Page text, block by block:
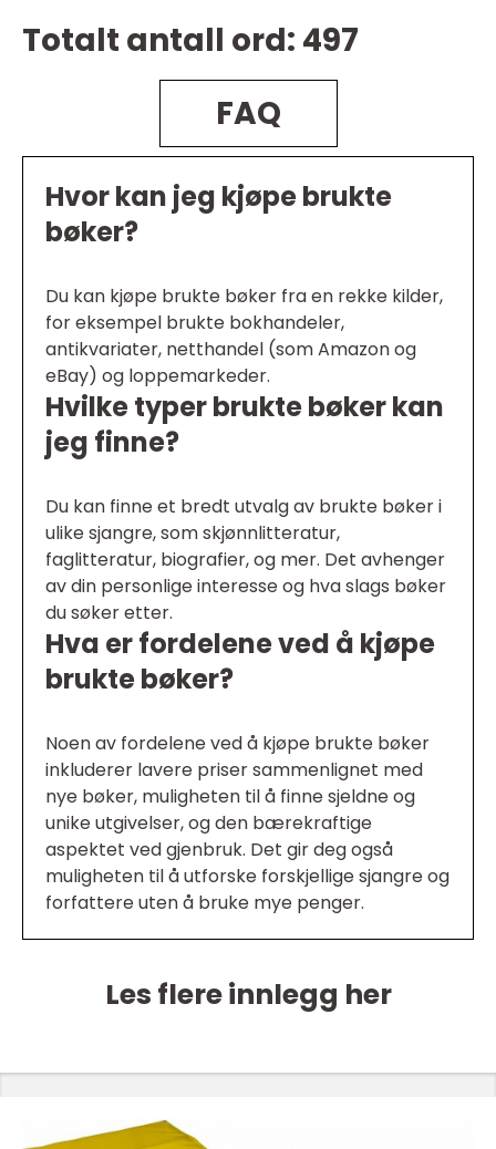
Totalt antall ord: 497
FAQ
Hvor kan jeg kjøpe brukte
bøker?
Du kan kjøpe brukte bøker fra en rekke kilder,
for eksempel brukte bokhandeler,
antikvariater, netthandel (som Amazon og
eBay) og loppemarkeder.
Hvilke typer brukte bøker kan
jeg finne?
Du kan finne et bredt utvalg av brukte bøker i
ulike sjangre, som skjønnlitteratur,
faglitteratur, biografier, og mer. Det avhenger
av din personlige interesse og hva slags bøker
du søker etter.
Hva er fordelene ved å kjøpe
brukte bøker?
Noen av fordelene ved å kjøpe brukte bøker
inkluderer lavere priser sammenlignet med
nye bøker, muligheten til å finne sjeldne og
unike utgivelser, og den bærekraftige
aspektet ved gjenbruk. Det gir deg også
muligheten til å utforske forskjellige sjangre og
forfattere uten å bruke mye penger.
Les flere innlegg her